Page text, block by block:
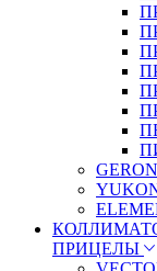
GERON
ПРИЦЕЛЫ